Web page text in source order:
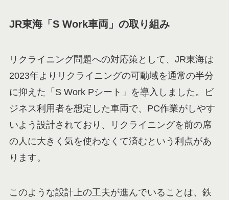
JR東海「S Work車両」の取り組み
リクライニング問題への対応策として、JR東海は
2023年よりリクライニングの可動域を通常の半分
に抑えた「S Work Pシート」を導入しました。ビ
ジネス利用者を想定した車両で、PC作業がしやす
いよう設計されており、リクライニングを前の席
の人に大きく気を使わなくて済むという利点があ
ります。
このような設計上の工夫が進んでいることは、鉄